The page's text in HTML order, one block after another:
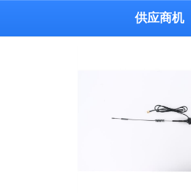
供应商机